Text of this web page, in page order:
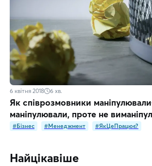
6 квітня 2018 6 хв.
Як співрозмовники
маніпулювали, проте не
#Бізнес #Менеджмент #ЯкЦеПрацює?
Найцікавіше